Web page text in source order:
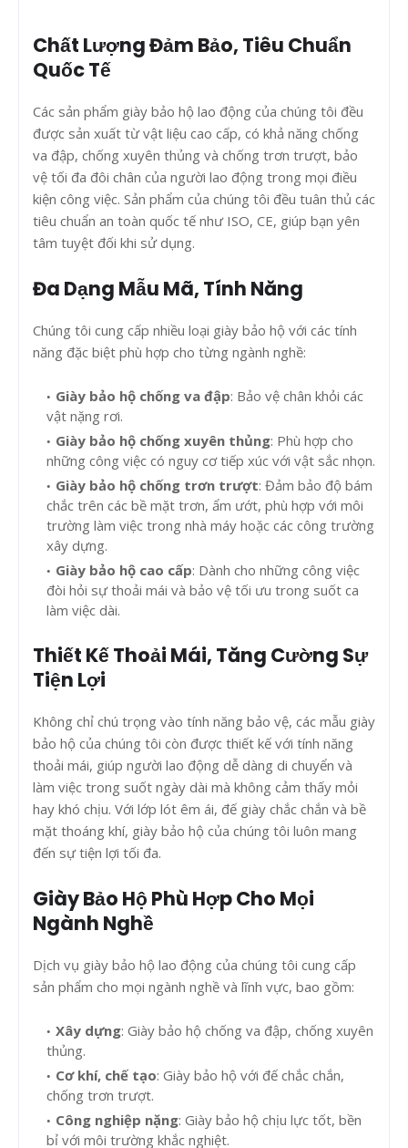
Chất Lượng Đảm Bảo, Tiêu Chuẩn
Quốc Tế
Các sản phẩm giày bảo hộ lao động của chúng tôi đều
được sản xuất từ vật liệu cao cấp, có khả năng chống
va đập, chống xuyên thủng và chống trơn trượt, bảo
vệ tối đa đôi chân của người lao động trong mọi điều
kiện công việc. Sản phẩm của chúng tôi đều tuân thủ các
tiêu chuẩn an toàn quốc tế như ISO, CE, giúp bạn yên
tâm tuyệt đối khi sử dụng.
Đa Dạng Mẫu Mã, Tính Năng
Chúng tôi cung cấp nhiều loại giày bảo hộ với các tính
năng đặc biệt phù hợp cho từng ngành nghề:
Giày bảo hộ chống va đập: Bảo vệ chân khỏi các
vật nặng rơi.
Giày bảo hộ chống xuyên thủng: Phù hợp cho
những công việc có nguy cơ tiếp xúc với vật sắc nhọn.
Giày bảo hộ chống trơn trượt: Đảm bảo độ bám
chắc trên các bề mặt trơn, ẩm ướt, phù hợp với môi
trường làm việc trong nhà máy hoặc các công trường
xây dựng.
Giày bảo hộ cao cấp: Dành cho những công việc
đòi hỏi sự thoải mái và bảo vệ tối ưu trong suốt ca
làm việc dài.
Thiết Kế Thoải Mái, Tăng Cường Sự
Tiện Lợi
Không chỉ chú trọng vào tính năng bảo vệ, các mẫu giày
bảo hộ của chúng tôi còn được thiết kế với tính năng
thoải mái, giúp người lao động dễ dàng di chuyển và
làm việc trong suốt ngày dài mà không cảm thấy mỏi
hay khó chịu. Với lớp lót êm ái, đế giày chắc chắn và bề
mặt thoáng khí, giày bảo hộ của chúng tôi luôn mang
đến sự tiện lợi tối đa.
Giày Bảo Hộ Phù Hợp Cho Mọi
Ngành Nghề
Dịch vụ giày bảo hộ lao động của chúng tôi cung cấp
sản phẩm cho mọi ngành nghề và lĩnh vực, bao gồm:
Xây dựng: Giày bảo hộ chống va đập, chống xuyên
thủng.
Cơ khí, chế tạo: Giày bảo hộ với đế chắc chắn,
chống trơn trượt.
Công nghiệp nặng: Giày bảo hộ chịu lực tốt, bền
bỉ với môi trường khắc nghiệt.